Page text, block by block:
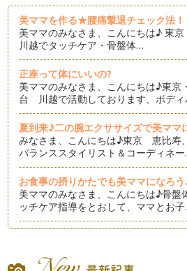
美ママを作る★腰痛撃退チェック法！
美ママのみなさま、こんにちは♪ 東京
川越でタッチケア・骨盤体…
正座って体にいいの?
美ママのみなさま、こんにちは♪東京
台 川越で活動しております、ボデ
夏到来♪二の腕エクササイズで美ママ
みなさま、こんにちは♪東京 恵比寿
バランススタイリスト＆コーディネ
お食事の摂りかたでも美ママになろ
美ママのみなさま、こんにちは♪骨盤
ッチケア指導をとおして、ママとお
マも多いのでは?ジムに行ったりしな…